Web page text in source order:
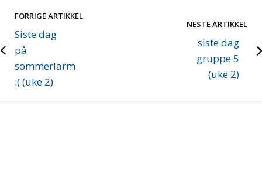
FORRIGE ARTIKKEL
Siste dag
på
sommerlarm
:( (uke 2)
NESTE ARTIKKEL
siste dag
gruppe 5
(uke 2)